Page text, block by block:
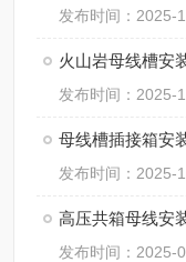
发布时间：2025-
火山岩母线槽安
发布时间：2025-
母线槽插接箱安
发布时间：2025-
高压共箱母线安
发布时间：2025-